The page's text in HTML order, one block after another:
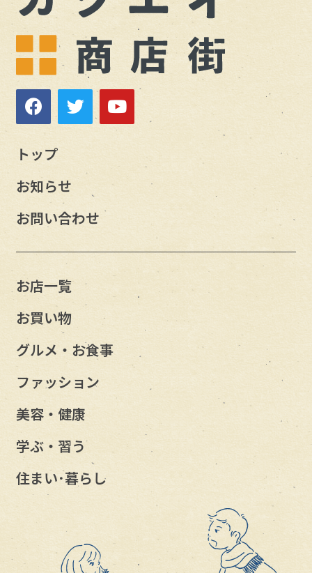
トップ
お知らせ
お問い合わせ
お店一覧
お買い物
グルメ・お食事
ファッション
美容・健康
学ぶ・習う
住まい･暮らし